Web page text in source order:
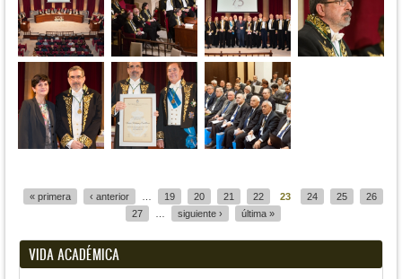
« primera ‹ anterior 19 20 21 22 23 24 25
26
27
siguiente › última »
VIDA ACADÉMICA